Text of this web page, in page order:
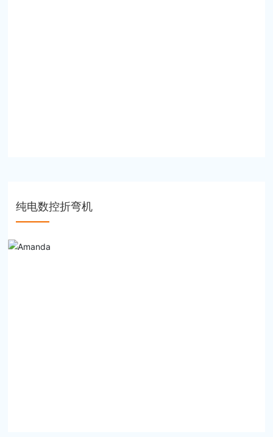
纯电数控折弯机